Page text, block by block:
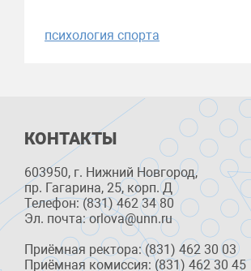
психология спорта
КОНТАКТЫ
603950, г. Нижний Новгород,
пр. Гагарина, 25, корп. Д
Телефон: (831) 462 34 80
Эл. почта: orlova@unn.ru
Приёмная ректора: (831) 462 30 03
Приёмная комиссия: (831) 462 30 45